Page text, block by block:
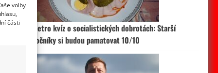
volby
části
Retro kvíz o socialistických dobrotách: Starší
ročníky si budou pamatovat 10/10